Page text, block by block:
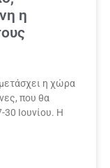
η
η χώρα
που θα
30 Ιουνίου. Η